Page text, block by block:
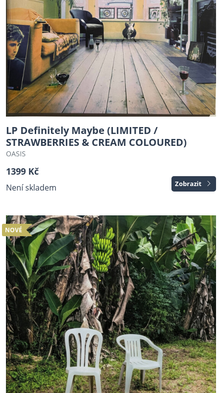
LP Definitely Maybe (LIMITED /
STRAWBERRIES & CREAM COLOURED)
OASIS
1399 Kč
Není skladem Zobrazit
NOVÉ